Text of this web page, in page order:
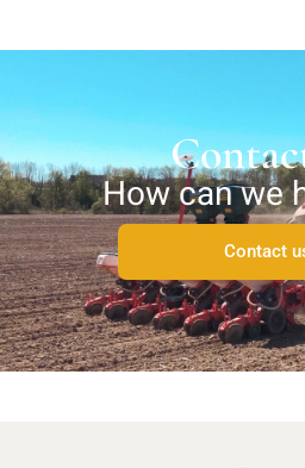
How can we
Contact